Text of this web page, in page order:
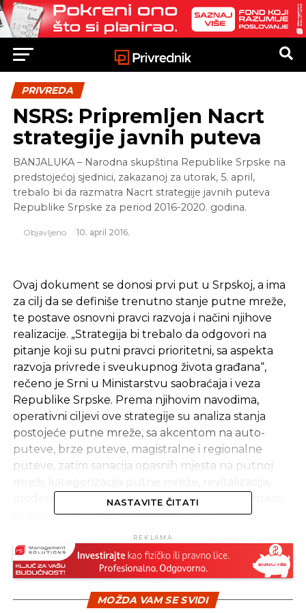
PRIVREDA
NSRS: Pripremljen Nacrt
strategije javnih puteva
BANJALUKA – Narodna skupština Republike Srpske na
predstojećoj sjednici, zakazanoj za utorak, 5. april,
trebalo bi da razmatra Nacrt strategije javnih puteva
Republike Srpske za period 2016-2020. godina.
Objavljeno 10. april 2016.
Ovaj dokument se donosi prvi put u Srpskoj, a ima
za cilj da se definiše trenutno stanje putne mreže,
te postave osnovni pravci razvoja i načini njihove
realizacije. „Strategija bi trebalo da odgovori na
pitanje koji su putni pravci prioritetni, sa aspekta
razvoja privrede i sveukupnog života građana“,
rečeno je Srni u Ministarstvu saobraćaja i veza
Republike Srpske. Prema njihovim navodima,
operativni ciljevi ove strategije su analiza stanja
postojeće putne mreže, sa akcentom na auto-
puteve, brze puteve, magistralne i regionalne
puteve, zatim sanacija opasnih mjesta na putnoj
modernizacija i dogradnja postojeće putne mreže,
te sistemski pristup održavanju, zaštiti,
ciljevi strategije su i uspostavljanje evidencije o
javnim putevima, održivo finansiranje putne mreže,
te povezanost Republike Srpske sa drugim
entitetom, regionom i zemljama Evropske unije. Iz
NASTAVITE ČITATI
REKLAMA
MOŽDA VAM SE SVIDI